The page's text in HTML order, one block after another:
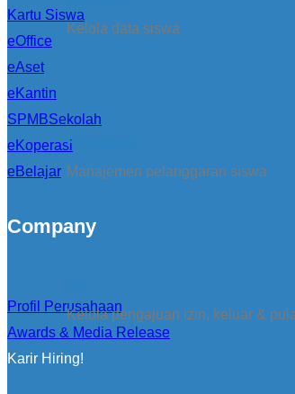
Kelola data siswa
Pelanggaran
Manajemen pelanggaran siswa
Kelola pengajuan izin, keluar &
Kartu Siswa
eOffice
eAset
eKantin
SPMBSekolah
eKoperasi
eBelajar
Company
Profil Perusahaan
Awards & Media Release
Karir Hiring!